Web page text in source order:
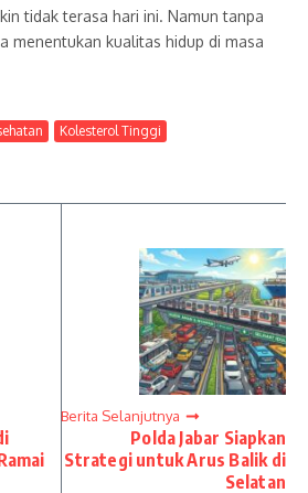
tidak terasa hari ini. Namun tanpa
menentukan kualitas hidup di masa
Kolesterol Tinggi
Berita Selanjutnya
Polda Jabar Siapkan
Strategi untuk Arus Balik di
Selatan